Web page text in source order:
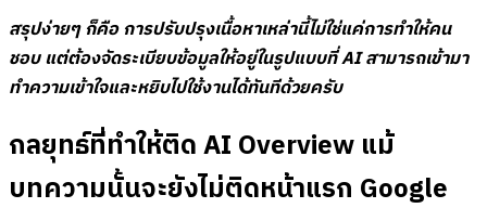
สรุปง่ายๆ ก็คือ การปรับปรุงเนื้อหาเหล่านี้ไม่ใช่แค่การทำให้คน
ชอบ แต่ต้องจัดระเบียบข้อมูลให้อยู่ในรูปแบบที่ AI สามารถเข้ามา
ทำความเข้าใจและหยิบไปใช้งานได้ทันทีด้วยครับ
กลยุทธ์ที่ทำให้ติด AI Overview แม้
บทความนั้นจะยังไม่ติดหน้าแรก Google